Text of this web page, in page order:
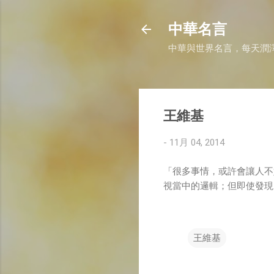
中華名言
中華與世界名言，每天潤
王維基
- 11月 04, 2014
「很多事情，或許會讓人
視當中的邏輯；但即使發
王維基